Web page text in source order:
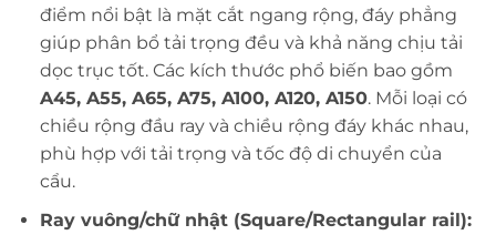
điểm nổi bật là mặt cắt ngang rộng, đáy phẳng
giúp phân bổ tải trọng đều và khả năng chịu tải
dọc trục tốt. Các kích thước phổ biến bao gồm
A45, A55, A65, A75, A100, A120, A150. Mỗi loại có
chiều rộng đầu ray và chiều rộng đáy khác nhau,
phù hợp với tải trọng và tốc độ di chuyển của
cẩu.
Ray vuông/chữ nhật (Square/Rectangular rail):